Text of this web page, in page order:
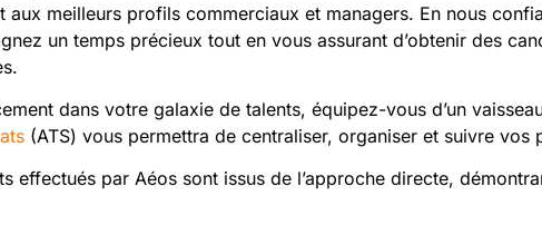
aux meilleurs profils commerciaux et managers. En nous
un temps précieux tout en vous assurant d’obtenir des
dans votre galaxie de talents, équipez-vous d’un
(ATS) vous permettra de centraliser, organiser et suivre vos
effectués par Aéos sont issus de l’approche directe,